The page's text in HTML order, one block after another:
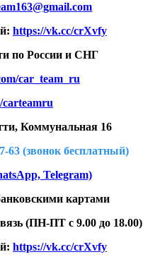
https://vk.cc/crXvfy
по России и СНГ
car_team_ru
carteamru
Коммунальная 16
63 (звонок бесплатный)
Telegram)
картами
(ПН-ПТ с 9.00 до 18.00)
https://vk.cc/crXvfy